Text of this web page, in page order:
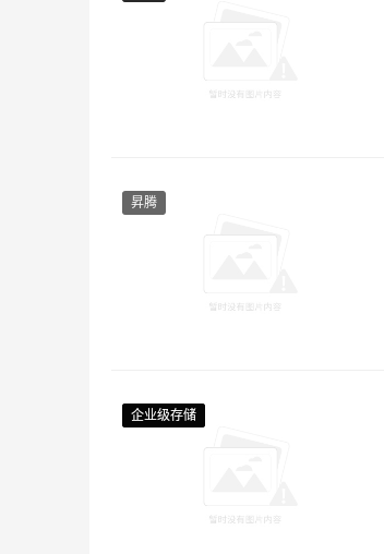
昇腾
企业级存储
企业级存储
企业级存储
企业级存储